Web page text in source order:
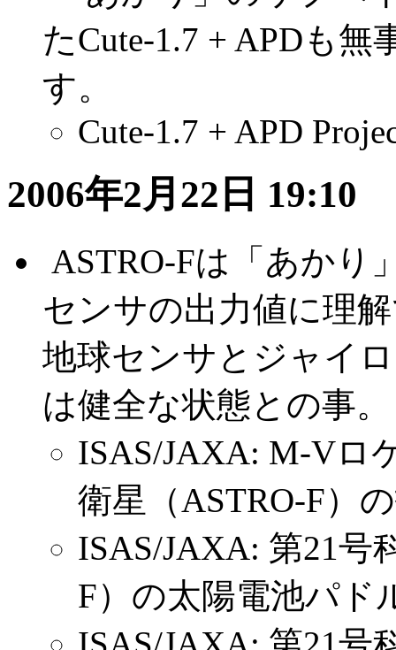
たCute-1.7 + APDも
す。
Cute-1.7 + APD
2006年2月22日 19:10
ASTRO-Fは「あかり
センサの出力値に理
地球センサとジャイ
は健全な状態との事。
ISAS/JAXA: M-Vロ
衛星（ASTRO-F）
ISAS/JAXA: 第21号
F）の太陽電池パド